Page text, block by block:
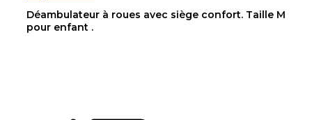
Déambulateur à roues avec siège confort. Taille M
pour enfant .